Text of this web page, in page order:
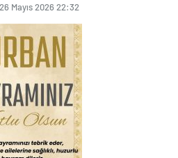
26 Mayıs 2026 22:32